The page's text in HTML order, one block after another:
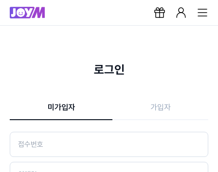
로그인
미가입자 가입자